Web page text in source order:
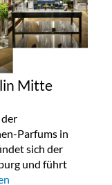
Mitte
Parfums in
sich der
und führt
Up Store in Berlin